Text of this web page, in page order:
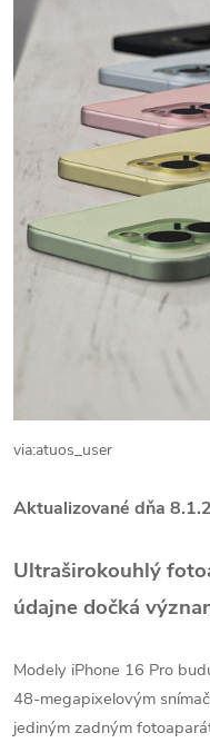
via:atuos_user
Aktualizované dňa
Ultraširokouhlý
údajne dočká
Modely iPhone 16 Pro
48-megapixelovým
jediným zadným